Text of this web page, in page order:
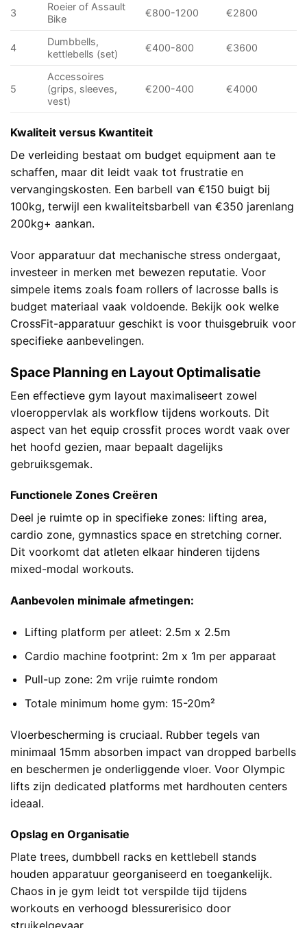
3
Roeier of Assault
Bike
€800-1200 €2800
4
Dumbbells,
kettlebells (set)
€400-800 €3600
5
Accessoires
(grips, sleeves,
vest)
€200-400 €4000
Kwaliteit versus Kwantiteit
De verleiding bestaat om budget equipment aan te
schaffen, maar dit leidt vaak tot frustratie en
vervangingskosten. Een barbell van €150 buigt bij
100kg, terwijl een kwaliteitsbarbell van €350 jarenlang
200kg+ aankan.
Voor apparatuur dat mechanische stress ondergaat,
investeer in merken met bewezen reputatie. Voor
simpele items zoals foam rollers of lacrosse balls is
budget materiaal vaak voldoende. Bekijk ook welke
CrossFit-apparatuur geschikt is voor thuisgebruik voor
specifieke aanbevelingen.
Space Planning en Layout Optimalisatie
Een effectieve gym layout maximaliseert zowel
vloeroppervlak als workflow tijdens workouts. Dit
aspect van het equip crossfit proces wordt vaak over
het hoofd gezien, maar bepaalt dagelijks
gebruiksgemak.
Functionele Zones Creëren
Deel je ruimte op in specifieke zones: lifting area,
cardio zone, gymnastics space en stretching corner.
Dit voorkomt dat atleten elkaar hinderen tijdens
mixed-modal workouts.
Aanbevolen minimale afmetingen:
Lifting platform per atleet: 2.5m x 2.5m
Cardio machine footprint: 2m x 1m per apparaat
Pull-up zone: 2m vrije ruimte rondom
Totale minimum home gym: 15-20m²
Vloerbescherming is cruciaal. Rubber tegels van
minimaal 15mm absorben impact van dropped barbells
en beschermen je onderliggende vloer. Voor Olympic
lifts zijn dedicated platforms met hardhouten centers
ideaal.
Opslag en Organisatie
Plate trees, dumbbell racks en kettlebell stands
houden apparatuur georganiseerd en toegankelijk.
Chaos in je gym leidt tot verspilde tijd tijdens
workouts en verhoogd blessurerisico door